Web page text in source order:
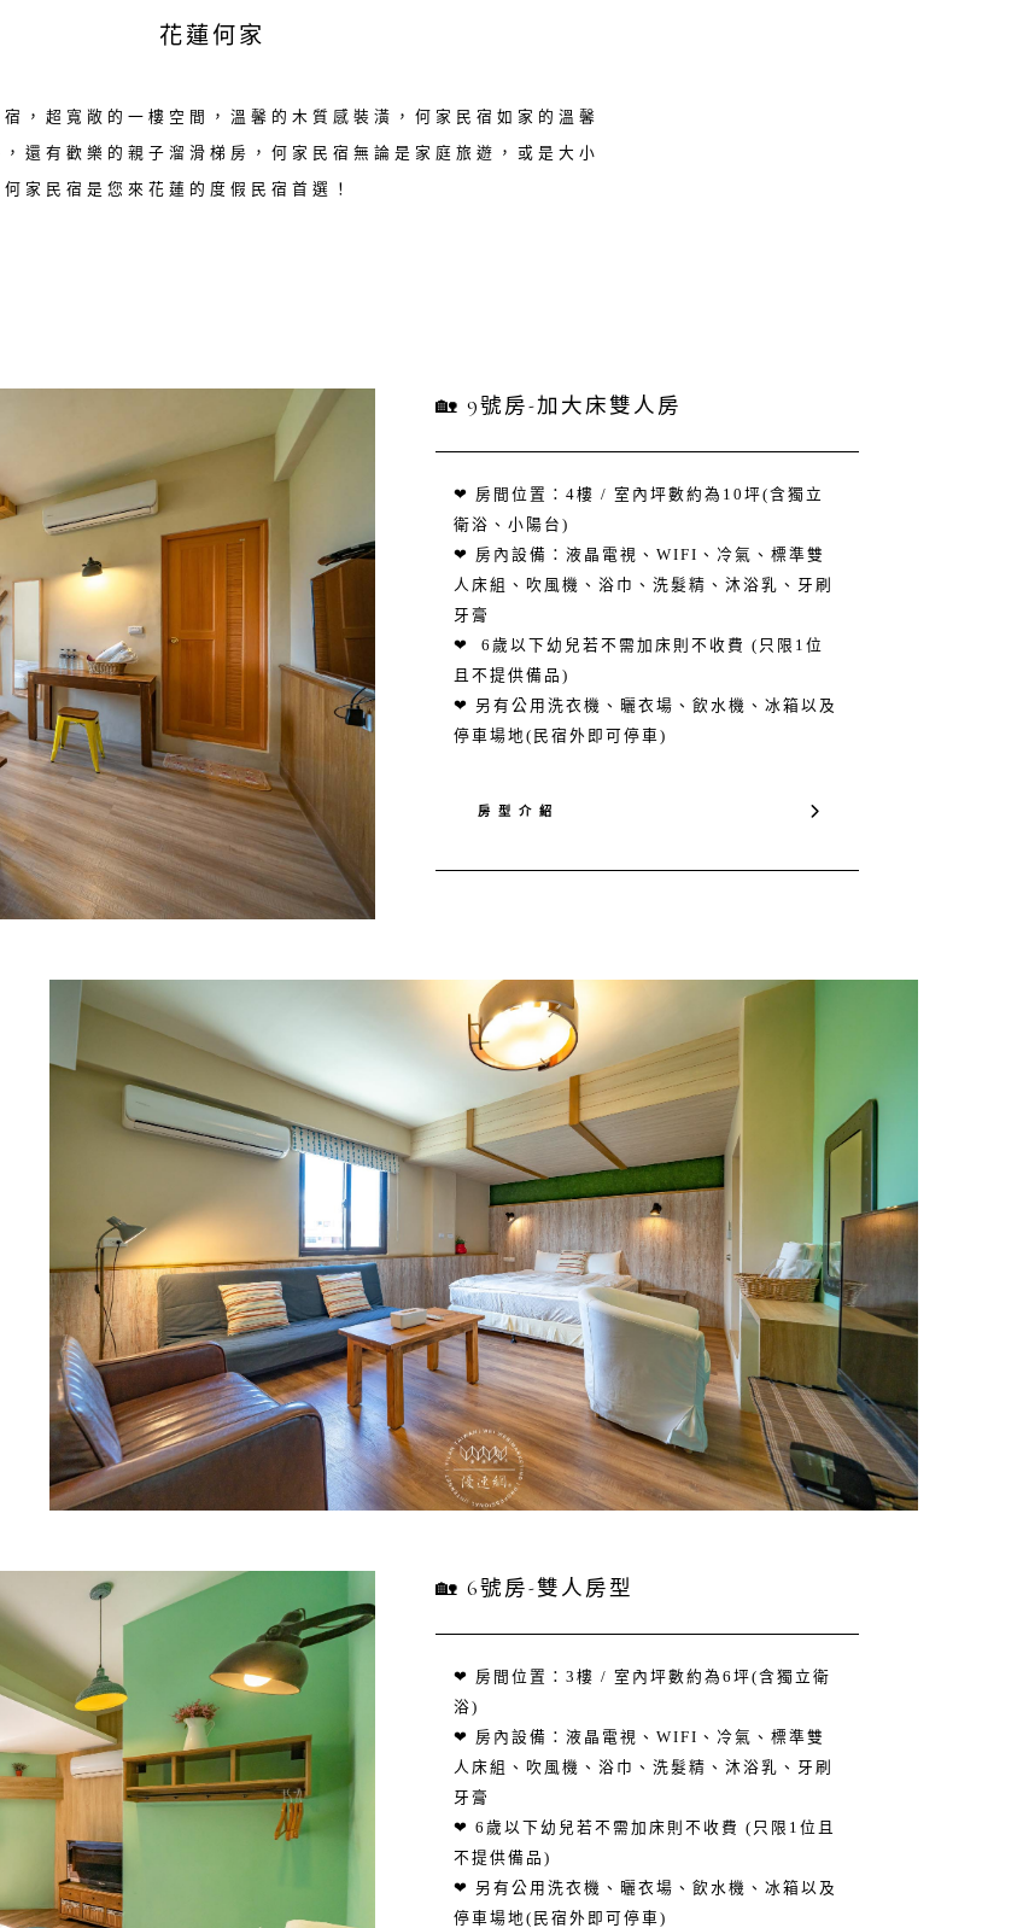
花蓮何家
，超寬敞的一樓空間，溫馨的木質感裝潢，何家民宿如家的溫馨
還有歡樂的親子溜滑梯房，何家民宿無論是家庭旅遊，或是大小
家民宿是您來花蓮的度假民宿首選！
🏡 9號房-加大床雙人房
❤ 房間位置：4樓 / 室內坪數約為10坪(含獨立
衛浴、小陽台)
❤ 房內設備：液晶電視、WIFI、冷氣、標準雙
人床組、吹風機、浴巾、洗髮精、沐浴乳、牙刷
牙膏
❤ 6歲以下幼兒若不需加床則不收費 (只限1位
且不提供備品)
❤ ​另有公用洗衣機、曬衣場、飲水機、冰箱以及
停車場地(民宿外即可停車)
房 型 介 紹
🏡 6號房-雙人房型
❤ 房間位置：3樓 / 室內坪數約為6坪(含獨立衛
浴)
❤ 房內設備：液晶電視、WIFI、冷氣、標準雙
人床組、吹風機、浴巾、洗髮精、沐浴乳、牙刷
牙膏
❤ 6歲以下幼兒若不需加床則不收費 (只限1位且
不提供備品)
❤ ​另有公用洗衣機、曬衣場、飲水機、冰箱以及
停車場地(民宿外即可停車)